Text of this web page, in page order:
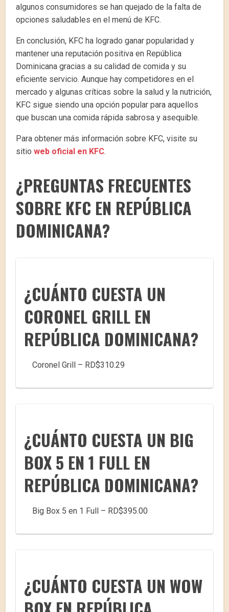
algunos consumidores se han quejado de la falta de
opciones saludables en el menú de KFC.
En conclusión, KFC ha logrado ganar popularidad y
mantener una reputación positiva en República
Dominicana gracias a su calidad de comida y su
eficiente servicio. Aunque hay competidores en el
mercado y algunas críticas sobre la salud y la nutrición,
KFC sigue siendo una opción popular para aquellos
que buscan una comida rápida sabrosa y asequible.
Para obtener más información sobre KFC, visite su
sitioweb oficial en KFC.
¿PREGUNTAS FRECUENTES
SOBRE KFC EN REPÚBLICA
DOMINICANA?
¿CUÁNTO CUESTA UN
CORONEL GRILL EN
REPÚBLICA DOMINICANA?
Coronel Grill – RD$310.29
¿CUÁNTO CUESTA UN BIG
BOX 5 EN 1 FULL EN
REPÚBLICA DOMINICANA?
Big Box 5 en 1 Full – RD$395.00
¿CUÁNTO CUESTA UN WOW